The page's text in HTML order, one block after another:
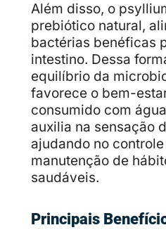
Além disso, o
prebiótico natural,
bactérias benéficas
intestino. Dessa
equilíbrio da
favorece o bem-
consumido com
auxilia na sensação
ajudando no
manutenção de
saudáveis.
Principais